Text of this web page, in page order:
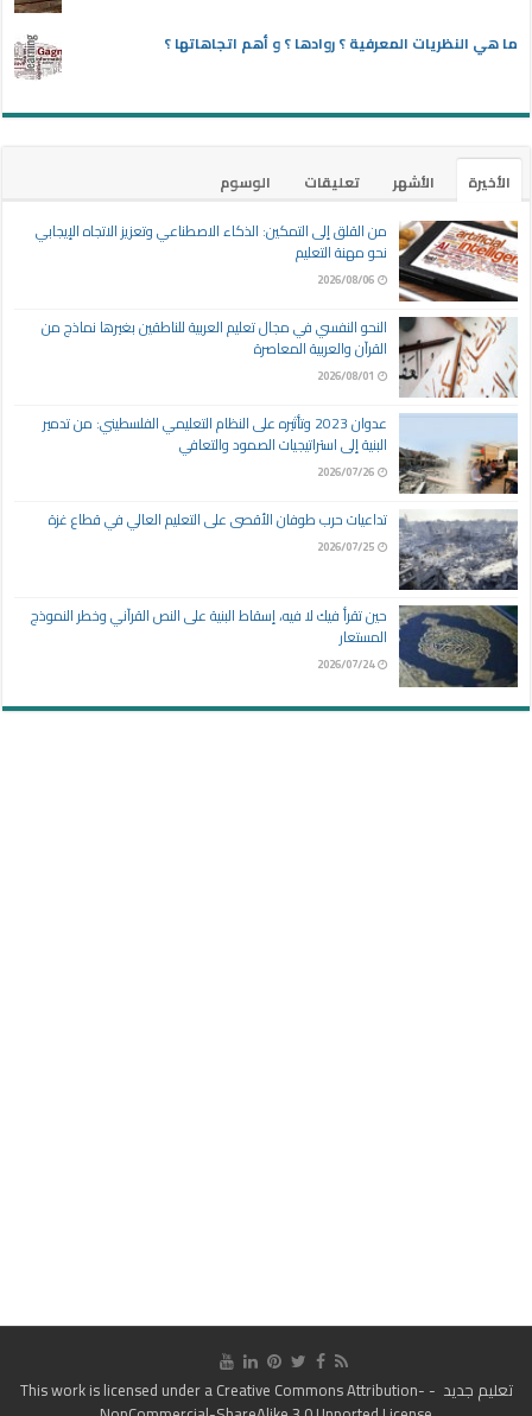
ما هي النظريات المعرفية ؟ روادها ؟ و أهم اتجاهاتها ؟
الأخيرة الأشهر تعليقات
الوسوم
من القلق إلى التمكين: الذكاء الاصطناعي وتعزيز الاتجاه الإيجابي
نحو مهنة التعليم
2026/08/06
النحو النفسي في مجال تعليم العربية للناطقين بغيرها نماذج من
القرآن والعربية المعاصرة
2026/08/01
عدوان 2023 وتأثيره على النظام التعليمي الفلسطيني: من تدمير
البنية إلى استراتيجيات الصمود والتعافي
2026/07/26
تداعيات حرب طوفان الأقصى على التعليم العالي في قطاع غزة
2026/07/25
حين تقرأ فيك لا فيه، إسقاط البنية على النص القرآني وخطر النموذج
المستعار
2026/07/24
تعليم جديد - This work is licensed under a
Creative Commons Attribution-